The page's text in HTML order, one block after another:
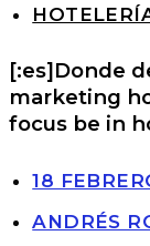
[:es]Donde
marketing
focus be in
18
ANDRÉS